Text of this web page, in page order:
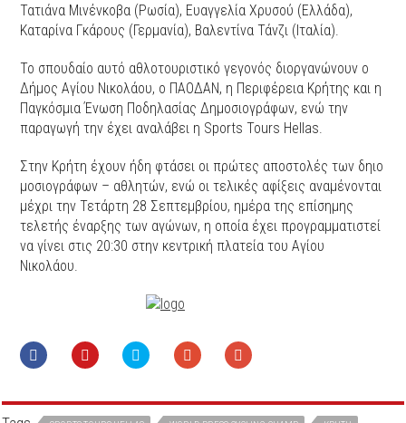
Τατιάνα Μινένκοβα (Ρωσία), Ευαγγελία Χρυσού (Ελλάδα),
Καταρίνα Γκάρους (Γερμανία), Βαλεντίνα Τάνζι (Ιταλία).
Το σπουδαίο αυτό αθλοτουριστικό γεγονός διοργανώνουν ο
Δήμος Αγίου Νικολάου, ο ΠΑΟΔΑΝ, η Περιφέρεια Κρήτης και η
Παγκόσμια Ένωση Ποδηλασίας Δημοσιογράφων, ενώ την
παραγωγή την έχει αναλάβει η Sports Tours Hellas.
Στην Κρήτη έχουν ήδη φτάσει οι πρώτες αποστολές των δηιο
μοσιογράφων – αθλητών, ενώ οι τελικές αφίξεις αναμένονται
μέχρι την Τετάρτη 28 Σεπτεμβρίου, ημέρα της επίσημης
τελετής έναρξης των αγώνων, η οποία έχει προγραμματιστεί
να γίνει στις 20:30 στην κεντρική πλατεία του Αγίου
Νικολάου.